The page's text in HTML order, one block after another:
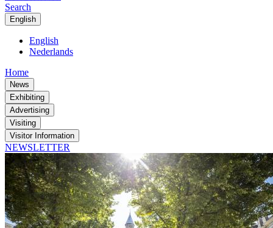
Search
English
English
Nederlands
Home
News
Exhibiting
Advertising
Visiting
Visitor Information
NEWSLETTER